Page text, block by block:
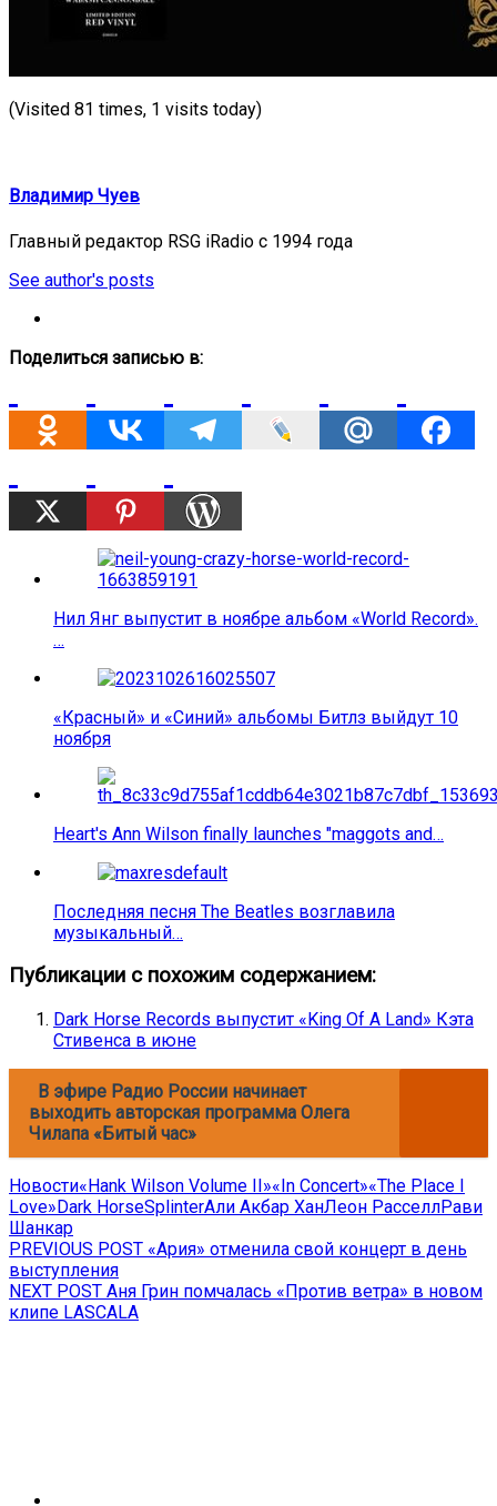
(Visited 81 times, 1 visits today)
Владимир Чуев
Главный редактор RSG iRadio с 1994 года
See author's posts
Поделиться записью в:
Нил Янг выпустит в ноябре альбом «World Record».
…
«Красный» и «Синий» альбомы Битлз выйдут 10
ноября
Heart's Ann Wilson finally launches "maggots and…
Последняя песня The Beatles возглавила
музыкальный…
Публикации с похожим содержанием:
Dark Horse Records выпустит «King Of A Land» Кэта
Стивенса в июне
В эфире Радио России начинает
выходить авторская программа Олега
Чилапа «Битый час»
Новости«Hank Wilson Volume II»«In Concert»«The Place I
Love»Dark HorseSplinterАли Акбар ХанЛеон РасселлРави
Шанкар
Навигация
по
записям
PREVIOUS POST Previous
«Ария» отменила свой концерт в день
выступления
NEXT POST Next
post:
Аня Грин помчалась «Против ветра» в новом
клипе LASCALA